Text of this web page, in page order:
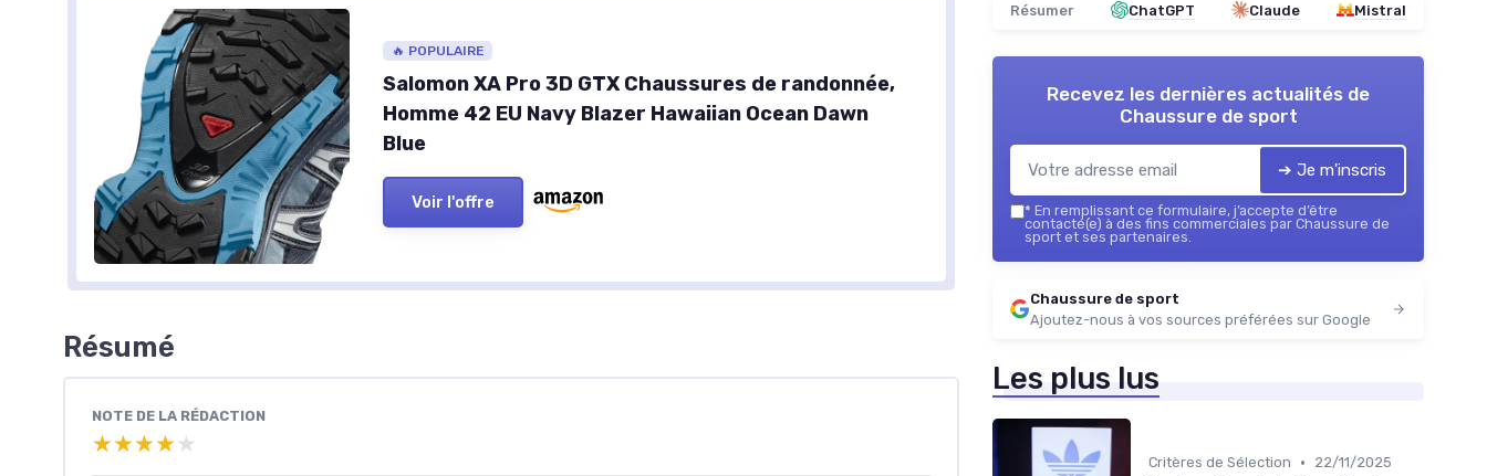
🔥 POPULAIRE
Salomon XA Pro 3D GTX Chaussures de randonnée,
Homme 42 EU Navy Blazer Hawaiian Ocean Dawn
Blue
Voir l'offre
Résumé
NOTE DE LA RÉDACTION
★★★★★
★★★★★
Résumer ChatGPT Claude Mistral
Recevez les dernières actualités de
Chaussure de sport
➔ Je m'inscris
* En remplissant ce formulaire, j’accepte d’être
contacté(e) à des fins commerciales par Chaussure de
sport et ses partenaires.
Chaussure de sport
Ajoutez-nous à vos sources préférées sur Google
Les plus lus
Critères de Sélection •
22/11/2025